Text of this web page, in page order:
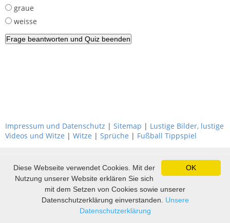
graue
weisse
Impressum und Datenschutz | Sitemap | Lustige Bilder, lustige
Videos und Witze | Witze | Sprüche | Fußball Tippspiel
OK
Diese Webseite verwendet Cookies. Mit der
Nutzung unserer Website erklären Sie sich
mit dem Setzen von Cookies sowie unserer
Datenschutzerklärung einverstanden. Unsere
Datenschutzerklärung